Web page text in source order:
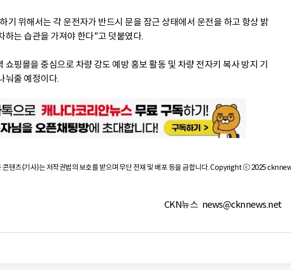
기 위해서는 각 운전자가 반드시 문을 잠근 상태에서 운전을 하고 항상 밝
하는 습관을 가져야 한다"고 덧붙였다.
쇼핑몰을 중심으로 차량 강도 예방 홍보 활동 및 차량 전자키 복사 방지 기
눠줄 예정이다.
텐츠(기사)는 저작권법의 보호를 받으며 무단 전재 및 배포 등을 금합니다. Copyright ⓒ 2025
CKN뉴스 news@cknnews.net